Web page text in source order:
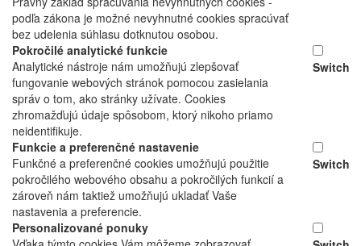
podľa zákona je možné nevyhnutné cookies spracúvať
bez udelenia súhlasu dotknutou osobou.
Pokročilé analytické funkcie
Analytické nástroje nám umožňujú zlepšovať
fungovanie webových stránok pomocou zasielania
správ o tom, ako stránky užívate. Cookies
zhromažďujú údaje spôsobom, ktorý nikoho priamo
neidentifikuje.
Switch
Funkcie a preferenčné nastavenie
Funkčné a preferenčné cookies umožňujú použitie
pokročilého webového obsahu a pokročilých funkcií a
zároveň nám taktiež umožňujú ukladať Vaše
nastavenia a preferencie.
Switch
Personalizované ponuky